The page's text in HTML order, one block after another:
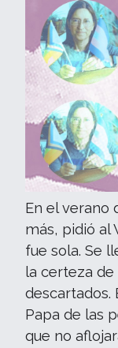
En el verano
más, pidió al
fue sola. Se
la certeza
descartados.
Papa de las
que no